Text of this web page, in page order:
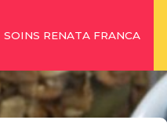
SOINS RENATA FRANCA